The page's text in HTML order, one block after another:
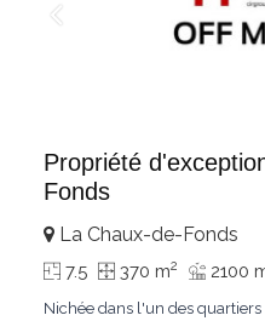
Propriété
Fonds
La Chaux-de-Fonds
7.5 370 m2 2100
Nichée dans l'un des